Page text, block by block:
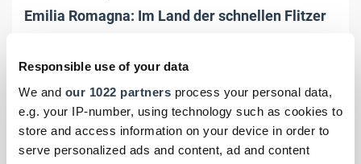
Responsible use of your data
We and our 1022 partners process your personal data,
e.g. your IP-number, using technology such as cookies to
store and access information on your device in order to
serve personalized ads and content, ad and content
Emilia Romagna: Im Land der schnellen Flitzer
Valley Fest" gewidmet. In Corona-Zeiten leider nur digital. Aber
immerhin!